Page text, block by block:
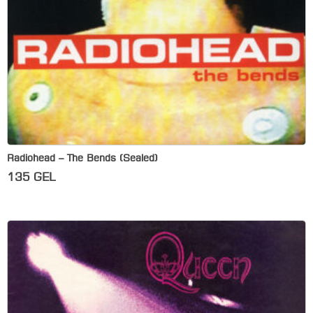
Radiohead – The Bends (Sealed)
135 GEL